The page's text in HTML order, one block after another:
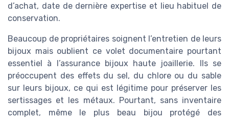
d’achat, date de dernière expertise et lieu habituel de
conservation.
Beaucoup de propriétaires soignent l’entretien de leurs
bijoux mais oublient ce volet documentaire pourtant
essentiel à l’assurance bijoux haute joaillerie. Ils se
préoccupent des effets du sel, du chlore ou du sable
sur leurs bijoux, ce qui est légitime pour préserver les
sertissages et les métaux. Pourtant, sans inventaire
complet, même le plus beau bijou protégé des